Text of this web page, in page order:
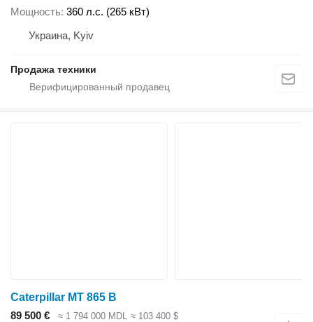
Мощность 360 л.с. (265 кВт)
Украина, Kyiv
Продажа техники
Caterpillar MT 865 B
89 500 €
≈ 1 794 000 MDL ≈ 103 400 $